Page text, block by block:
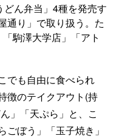
ん弁当」4種を発売す
通り」で取り扱う。た
駒澤大学店」「アト
でも自由に食べられ
徴のテイクアウト(持
」「天ぷら」と、こ
ぼう」「玉子焼き」